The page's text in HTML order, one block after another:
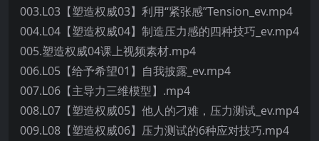
003.L03【塑造权威03】利用“紧张感”Tension_ev.mp4
004.L04【塑造权威04】制造压力感的四种技巧_ev.mp4
005.塑造权威04课上视频素材.mp4
006.L05【给予希望01】自我披露_ev.mp4
007.L06【主导力三维模型】.mp4
008.L07【塑造权威05】他人的刁难，压力测试_ev.mp4
009.L08【塑造权威06】压力测试的6种应对技巧.mp4